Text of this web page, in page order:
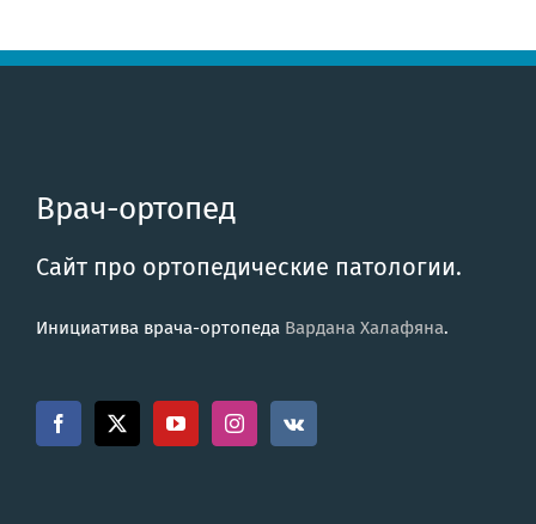
Врач-ортопед
Сайт про ортопедические патологии.
Инициатива врача-ортопеда Вардана Халафяна.